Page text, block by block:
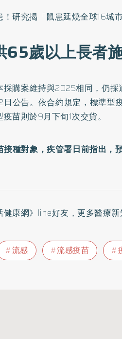
研究揭「鼠患延燒全球16城
65歲以上長者
採購案維持與2025相同，仍採
日公告。依合約規定，標準型
苗則於9月下旬1次交貨。
接種對象，疾管署日前指出，
健康網》line好友 ，更多醫療
流感 流感疫苗